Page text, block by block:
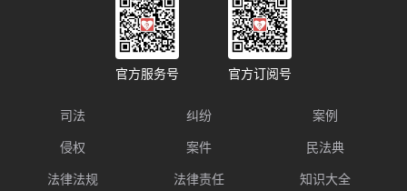
官方服务号 官方订阅号
司法 纠纷 案例
侵权 案件 民法典
法律法规 法律责任 知识大全